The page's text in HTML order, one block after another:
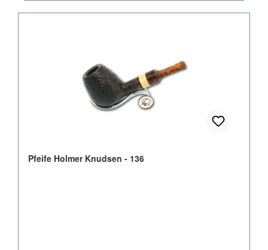
Pfeife Holmer Knudsen - 136